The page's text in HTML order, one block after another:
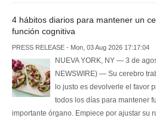
4 hábitos diarios para mantener un
función cognitiva
PRESS RELEASE - Mon, 03 Aug 2026 17:17:04
NUEVA YORK, NY — 3 de
NEWSWIRE) — Su cerebro
lo justo es devolverle el favor
todos los días para mantener
importante órgano. Empiece por ajustar su